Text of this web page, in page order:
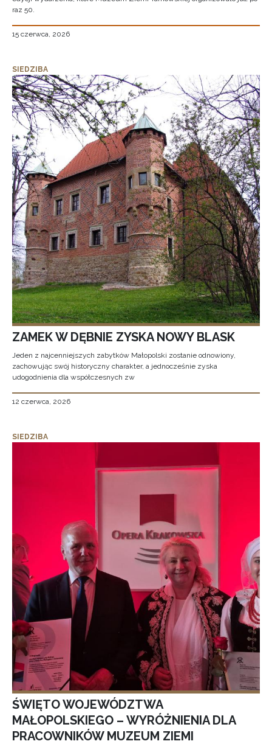
raz 50.
15 czerwca, 2026
SIEDZIBA
ZAMEK W DĘBNIE ZYSKA NOWY BLASK
Jeden z najcenniejszych zabytków Małopolski zostanie odnowiony,
zachowując swój historyczny charakter, a jednocześnie zyska
udogodnienia dla współczesnych zw
12 czerwca, 2026
SIEDZIBA
ŚWIĘTO WOJEWÓDZTWA
MAŁOPOLSKIEGO – WYRÓŻNIENIA DLA
PRACOWNIKÓW MUZEUM ZIEMI